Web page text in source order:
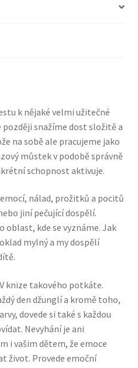
k nějaké velmi užitečné
snažíme dost složitě a
na sobě ale pracujeme jako
můstek v podobě správně
schopnost aktivuje.
nálad, prožitků a pocitů
jiní pečující dospělí.
oblast, kde se vyznáme. Jak
mylný a my dospělí
knize takového potkáte.
den džunglí a kromě toho,
dovede si také s každou
Nevyhání je ani
i vašim dětem, že emoce
život. Provede emoční